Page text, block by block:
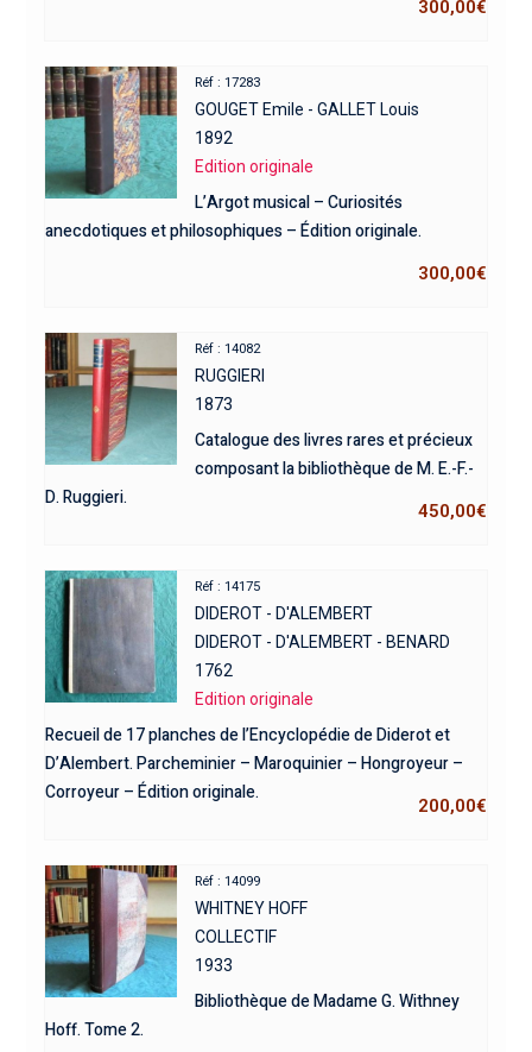
300,00€
Réf : 17283
GOUGET Emile - GALLET Louis
1892
Edition originale
L’Argot musical – Curiosités
anecdotiques et philosophiques – Édition originale.
300,00€
Réf : 14082
RUGGIERI
1873
Catalogue des livres rares et précieux
composant la bibliothèque de M. E.-F.-
D. Ruggieri.
450,00€
Réf : 14175
DIDEROT - D'ALEMBERT
DIDEROT - D'ALEMBERT - BENARD
1762
Edition originale
Recueil de 17 planches de l’Encyclopédie de Diderot et
D’Alembert. Parcheminier – Maroquinier – Hongroyeur –
Corroyeur – Édition originale.
200,00€
Réf : 14099
WHITNEY HOFF
COLLECTIF
1933
Bibliothèque de Madame G. Withney
Hoff. Tome 2.